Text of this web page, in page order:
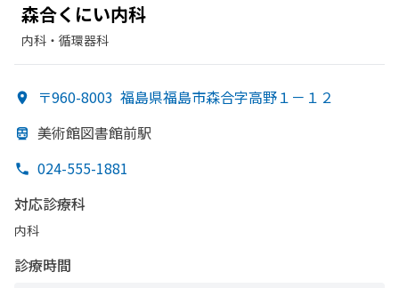
森合くにい内科
内科・​循環器科
〒960-8003 福島県福島市森合字高野１－１２
美術館図書館前駅
024-555-1881
対応診療科
内科
診療時間